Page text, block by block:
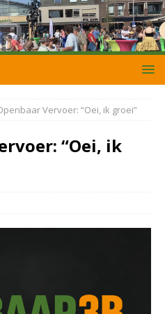
Vervoer: “Oei, ik groei”
“Oei, ik